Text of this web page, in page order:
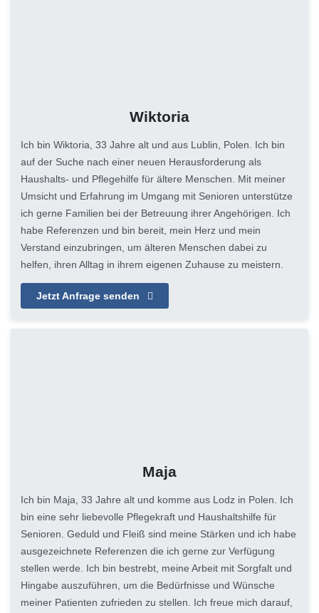
Wiktoria
Ich bin Wiktoria, 33 Jahre alt und aus Lublin, Polen. Ich bin
auf der Suche nach einer neuen Herausforderung als
Haushalts- und Pflegehilfe für ältere Menschen. Mit meiner
Umsicht und Erfahrung im Umgang mit Senioren unterstütze
ich gerne Familien bei der Betreuung ihrer Angehörigen. Ich
habe Referenzen und bin bereit, mein Herz und mein
Verstand einzubringen, um älteren Menschen dabei zu
helfen, ihren Alltag in ihrem eigenen Zuhause zu meistern.
Jetzt Anfrage senden
Maja
Ich bin Maja, 33 Jahre alt und komme aus Lodz in Polen. Ich
bin eine sehr liebevolle Pflegekraft und Haushaltshilfe für
Senioren. Geduld und Fleiß sind meine Stärken und ich habe
ausgezeichnete Referenzen die ich gerne zur Verfügung
stellen werde. Ich bin bestrebt, meine Arbeit mit Sorgfalt und
Hingabe auszuführen, um die Bedürfnisse und Wünsche
meiner Patienten zufrieden zu stellen. Ich freue mich darauf,